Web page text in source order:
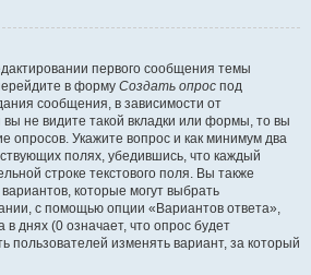
первого сообщения темы
в форму Создать опрос под
сообщения, в зависимости от
вы не видите такой вкладки или формы, то вы
опросов. Укажите вопрос и как минимум два
полях, убедившись, что каждый
строке текстового поля. Вы также
которые могут выбрать
с помощью опции «Вариантов ответа»,
днях (0 означает, что опрос будет
пользователей изменять вариант, за который